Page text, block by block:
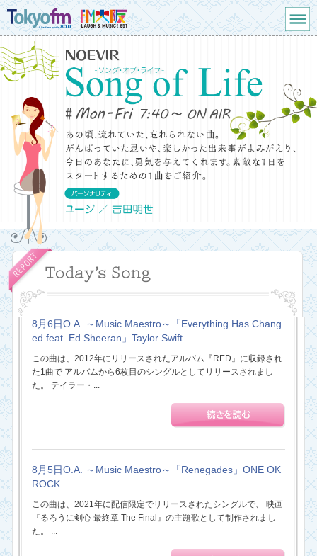
8月6日O.A. ～Music Maestro～「Everything Has Chang
ed feat. Ed Sheeran」Taylor Swift
この曲は、2012年にリリースされたアルバム『RED』に収録され
た1曲で アルバムから6枚目のシングルとしてリリースされまし
た。 テイラー・...
8月5日O.A. ～Music Maestro～「Renegades」ONE OK
ROCK
この曲は、2021年に配信限定でリリースされたシングルで、 映画
『るろうに剣心 最終章 The Final』の主題歌として制作されまし
た。 ...